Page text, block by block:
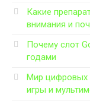
Какие
внимания и
Почему слот
годами
Мир цифровых
игры и